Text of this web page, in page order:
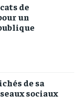
de
un
de sa
sociaux